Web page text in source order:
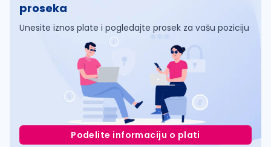
proseka
Unesite iznos plate i pogledajte prosek za vašu poziciju
Podelite informaciju o plati